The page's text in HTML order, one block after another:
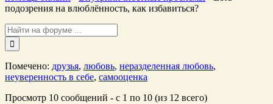
подозрения на влюблённость, как избавиться?
Поиск:
Помечено: друзья, любовь, неразделенная любовь,
неуверенность в себе, самооценка
Просмотр 10 сообщений - с 1 по 10 (из 12 всего)